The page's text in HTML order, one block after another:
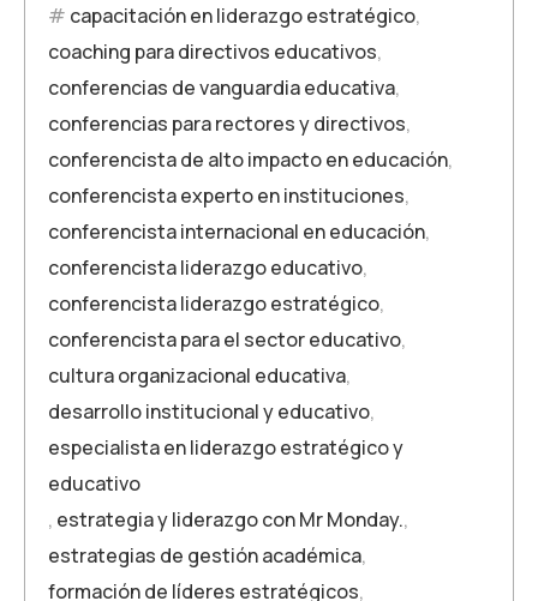
capacitación en liderazgo estratégico,
coaching para directivos educativos,
conferencias de vanguardia educativa,
conferencias para rectores y directivos,
conferencista de alto impacto en educación,
conferencista experto en instituciones,
conferencista internacional en educación,
conferencista liderazgo educativo,
conferencista liderazgo estratégico,
conferencista para el sector educativo,
cultura organizacional educativa,
desarrollo institucional y educativo,
especialista en liderazgo estratégico y
educativo
, estrategia y liderazgo con Mr Monday.,
estrategias de gestión académica,
formación de líderes estratégicos,